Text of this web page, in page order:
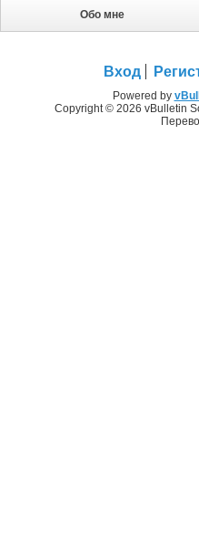
Обо мне
Вход
Powered by
Copyright © 2026 vBulletin